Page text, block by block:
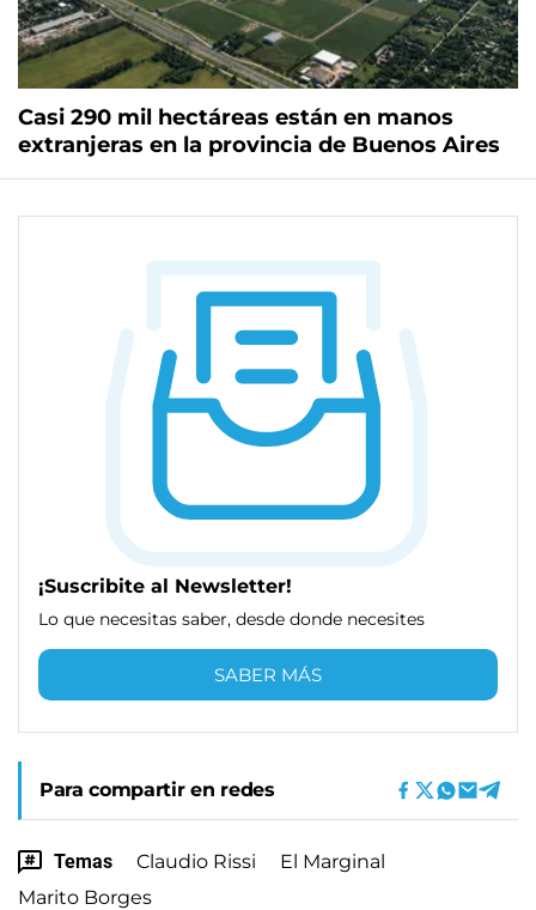
Casi 290 mil hectáreas están en manos
extranjeras en la provincia de Buenos Aires
¡Suscribite al Newsletter!
Lo que necesitas saber, desde donde necesites
SABER MÁS
Para compartir en redes
Temas Claudio Rissi
El Marginal
Marito Borges